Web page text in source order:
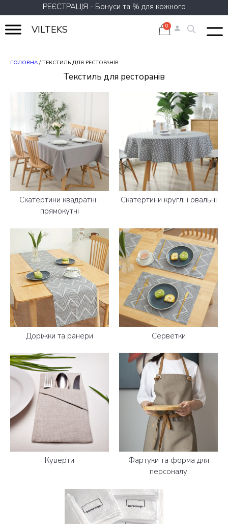
до
вмісту
РЕЄСТРАЦІЯ - Бонуси та % для кожного
VILTEKS
ГОЛОВНА / ТЕКСТИЛЬ ДЛЯ РЕСТОРАНІВ
Текстиль для ресторанів
Скатертини квадратні і
прямокутні
Скатертини круглі і овальні
Доріжки та ранери Серветки
Куверти
Фартуки та форма для
персоналу